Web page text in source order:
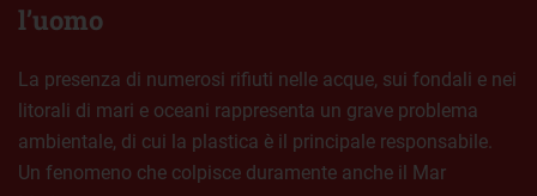
l’uomo
La presenza di numerosi rifiuti nelle acque, sui fondali e nei
litorali di mari e oceani rappresenta un grave problema
ambientale, di cui la plastica è il principale responsabile.
Un fenomeno che colpisce duramente anche il Mar